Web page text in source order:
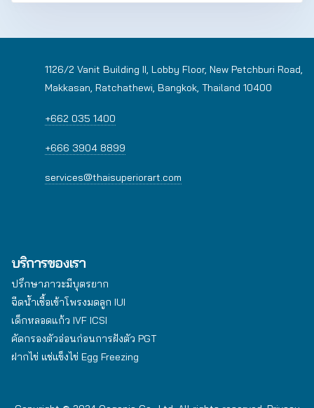
1126/2 Vanit Building II, Lobby Floor, New Petchburi Road,
Makkasan, Ratchathewi, Bangkok, Thailand 10400
+662 035 1400
+666 3904 8899
services@thaisuperiorart.com
บริการของเรา
ปรึกษาภาวะมีบุตรยาก
ฉีดน้ำเชื้อเข้าโพรงมดลูก IUI
เด็กหลอดแก้ว IVF ICSI
คัดกรองตัวอ่อนก่อนการฝังตัว PGT
ฝากไข่ แช่แข็งไข่ Egg Freezing